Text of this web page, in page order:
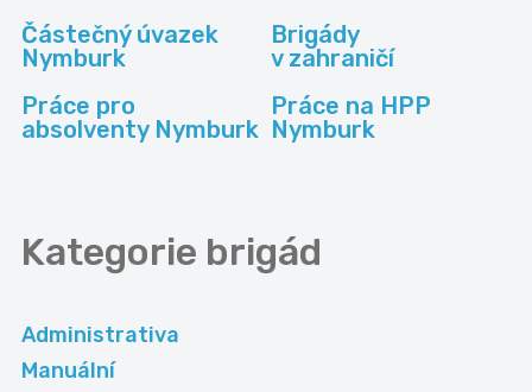
Částečný úvazek
Nymburk
Brigády
v zahraničí
Práce pro
absolventy Nymburk
Práce na HPP
Nymburk
Kategorie brigád
Administrativa
Manuální